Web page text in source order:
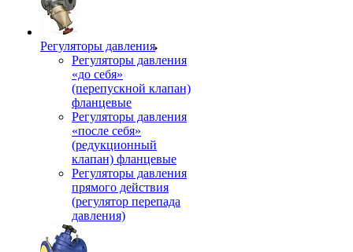
Регуляторы давления
Регуляторы давления
«до себя»
(перепускной клапан)
фланцевые
Регуляторы давления
«после себя»
(редукционный
клапан) фланцевые
Регуляторы давления
прямого действия
(регулятор перепада
давления)